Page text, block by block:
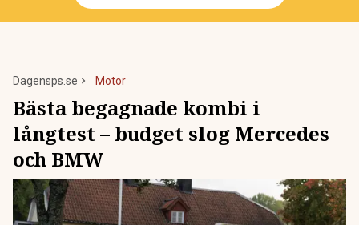
Dagensps.se Motor
Bästa begagnade kombi i
långtest – budget slog Mercedes
och BMW